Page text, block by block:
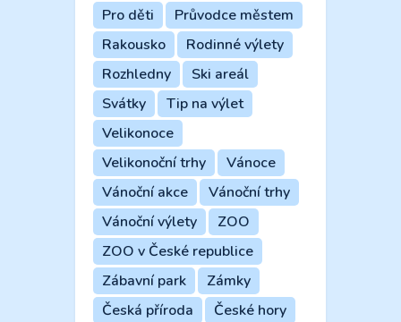
Pro děti
Průvodce městem
Rakousko
Rodinné výlety
Rozhledny
Ski areál
Svátky
Tip na výlet
Velikonoce
Velikonoční trhy
Vánoce
Vánoční akce
Vánoční trhy
Vánoční výlety
ZOO
ZOO v České republice
Zábavní park
Zámky
Česká příroda
České hory